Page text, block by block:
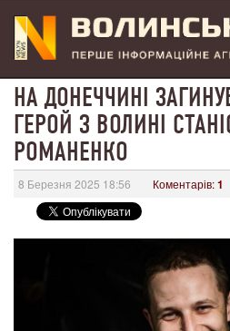
НА ДОНЕЧЧИНІ
ГЕРОЙ З ВОЛИНІ
РОМАНЕНКО
8 Березня 2025 18:56 Коментарів:1